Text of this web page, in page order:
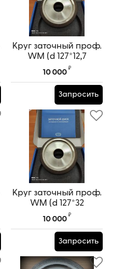
Круг заточный проф.
WM (d 127*12,7
ВЕСТРОН)
10 000
₽
Запросить
Круг заточный проф.
WM (d 127*32
ВЕСТРОН)
10 000
₽
Запросить